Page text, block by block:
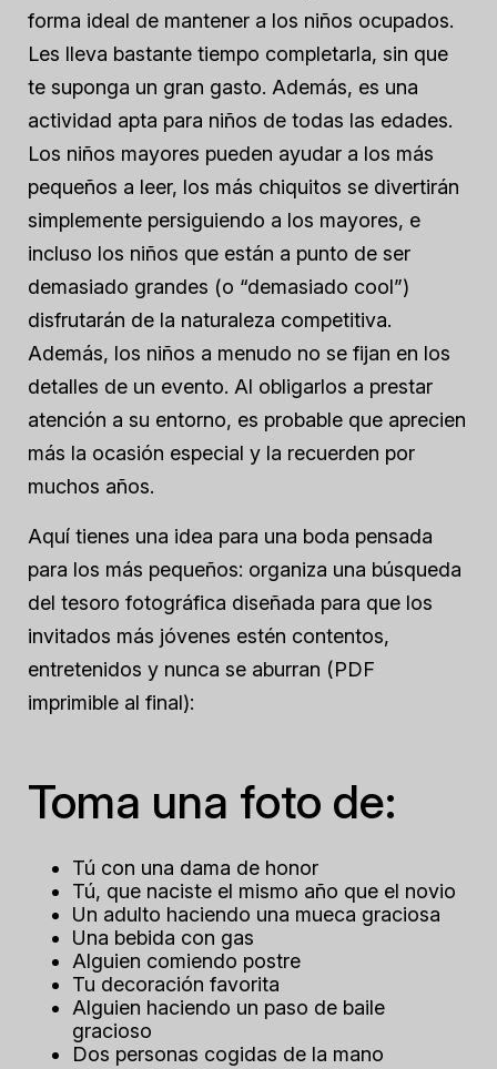
forma ideal de mantener a los niños ocupados.
Les lleva bastante tiempo completarla, sin que
te suponga un gran gasto. Además, es una
actividad apta para niños de todas las edades.
Los niños mayores pueden ayudar a los más
pequeños a leer, los más chiquitos se divertirán
simplemente persiguiendo a los mayores, e
incluso los niños que están a punto de ser
demasiado grandes (o “demasiado cool”)
disfrutarán de la naturaleza competitiva.
Además, los niños a menudo no se fijan en los
detalles de un evento. Al obligarlos a prestar
atención a su entorno, es probable que aprecien
más la ocasión especial y la recuerden por
muchos años.
Aquí tienes una idea para una boda pensada
para los más pequeños: organiza una búsqueda
del tesoro fotográfica diseñada para que los
invitados más jóvenes estén contentos,
entretenidos y nunca se aburran (PDF
imprimible al final):
Toma una foto de:
Tú con una dama de honor
Tú, que naciste el mismo año que el novio
Un adulto haciendo una mueca graciosa
Una bebida con gas
Alguien comiendo postre
Tu decoración favorita
Alguien haciendo un paso de baile
gracioso
Dos personas cogidas de la mano